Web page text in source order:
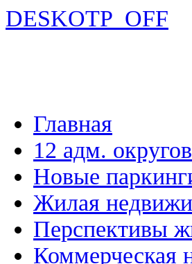
DESKOTP_OFF
Главная
12 адм.
Новые
Жилая
Перспективы
Коммерческая